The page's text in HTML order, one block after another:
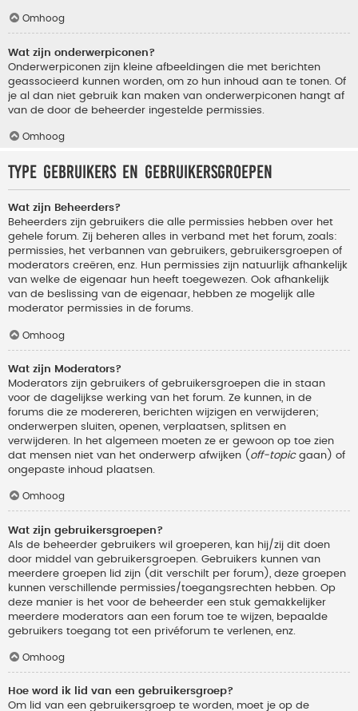
Omhoog
Wat zijn onderwerpiconen?
Onderwerpiconen zijn kleine afbeeldingen die met berichten
geassocieerd kunnen worden, om zo hun inhoud aan te tonen. Of
je al dan niet gebruik kan maken van onderwerpiconen hangt af
van de door de beheerder ingestelde permissies.
Omhoog
Type gebruikers en gebruikersgroepen
Wat zijn Beheerders?
Beheerders zijn gebruikers die alle permissies hebben over het
gehele forum. Zij beheren alles in verband met het forum, zoals:
permissies, het verbannen van gebruikers, gebruikersgroepen of
moderators creëren, enz. Hun permissies zijn natuurlijk afhankelijk
van welke de eigenaar hun heeft toegewezen. Ook afhankelijk
van de beslissing van de eigenaar, hebben ze mogelijk alle
moderator permissies in de forums.
Omhoog
Wat zijn Moderators?
Moderators zijn gebruikers of gebruikersgroepen die in staan
voor de dagelijkse werking van het forum. Ze kunnen, in de
forums die ze modereren, berichten wijzigen en verwijderen;
onderwerpen sluiten, openen, verplaatsen, splitsen en
verwijderen. In het algemeen moeten ze er gewoon op toe zien
dat mensen niet van het onderwerp afwijken ( off-topicgaan) of
ongepaste inhoud plaatsen.
Omhoog
Wat zijn gebruikersgroepen?
Als de beheerder gebruikers wil groeperen, kan hij/zij dit doen
door middel van gebruikersgroepen. Gebruikers kunnen van
meerdere groepen lid zijn (dit verschilt per forum), deze groepen
kunnen verschillende permissies/toegangsrechten hebben. Op
deze manier is het voor de beheerder een stuk gemakkelijker
meerdere moderators aan een forum toe te wijzen, bepaalde
gebruikers toegang tot een privéforum te verlenen, enz.
Omhoog
Hoe word ik lid van een gebruikersgroep?
Om lid van een gebruikersgroep te worden, moet je op de